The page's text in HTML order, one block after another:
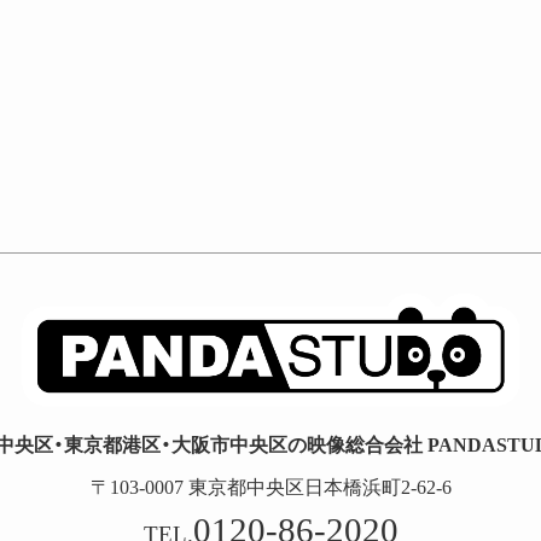
央区・東京都港区・大阪市中央区の映像総合会社
〒103-0007 東京都中央区日本橋浜町2-62-6
TEL.0120-86-2020